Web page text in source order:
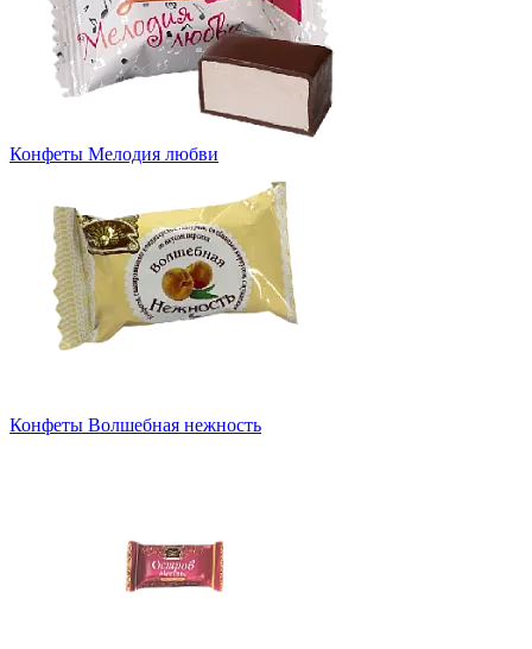
Конфеты Мелодия любви
Конфеты Волшебная нежность